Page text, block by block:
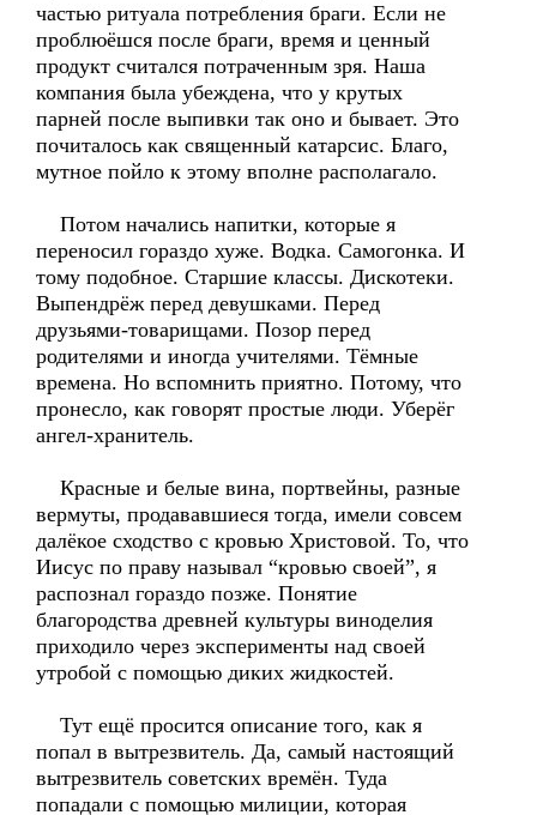
частью ритуала потребления браги. Если не
проблюёшся после браги, время и ценный
продукт считался потраченным зря. Наша
компания была убеждена, что у крутых
парней после выпивки так оно и бывает. Это
почиталось как священный катарсис. Благо,
мутное пойло к этому вполне располагало.
Потом начались напитки, которые я
переносил гораздо хуже. Водка. Самогонка. И
тому подобное. Старшие классы. Дискотеки.
Выпендрёж перед девушками. Перед
друзьями-товарищами. Позор перед
родителями и иногда учителями. Тёмные
времена. Но вспомнить приятно. Потому, что
пронесло, как говорят простые люди. Уберёг
ангел-хранитель.
Красные и белые вина, портвейны, разные
вермуты, продававшиеся тогда, имели совсем
далёкое сходство с кровью Христовой. То, что
Иисус по праву называл “кровью своей”, я
распознал гораздо позже. Понятие
благородства древней культуры виноделия
приходило через эксперименты над своей
утробой с помощью диких жидкостей.
Тут ещё просится описание того, как я
попал в вытрезвитель. Да, самый настоящий
вытрезвитель советских времён. Туда
попадали с помощью милиции, которая